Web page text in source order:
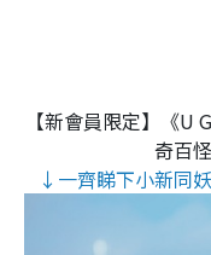
【新會員限定】《U
奇百
↓一齊睇下小新同